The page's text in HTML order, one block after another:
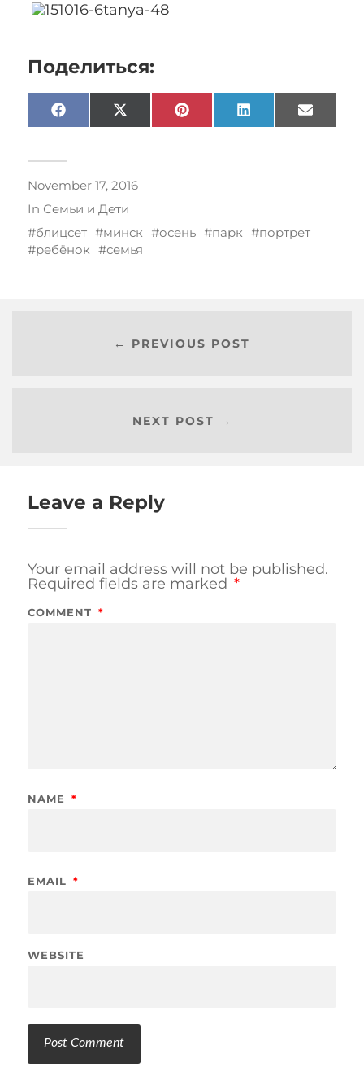
Поделиться:
Facebook X
(Twitter)
Pinterest LinkedIn Email
November 17, 2016
In Семьи и Дети
блицсет
минск осень парк
портрет
ребёнок
семья
← PREVIOUS POST
NEXT POST →
Leave a Reply
Your email address will not be published.
Required fields are marked *
COMMENT *
NAME *
EMAIL *
WEBSITE